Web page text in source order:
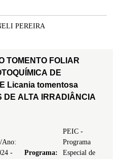
PEREIRA
TOMENTO FOLIAR
DE
Licania tomentosa
DE ALTA IRRADIÂNCIA
Ano:
-
Programa:
PEIC -
Programa
Especial de